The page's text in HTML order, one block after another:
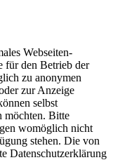
Webseiten-
für den Betrieb der
zu anonymen
zur Anzeige
selbst
möchten. Bitte
womöglich nicht
stehen. Die von
Datenschutzerklärung